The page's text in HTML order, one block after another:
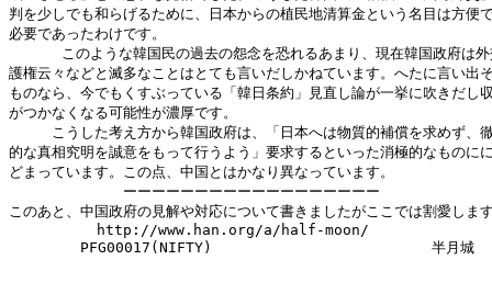
判を少しでも和らげるために、日本からの植民地清算金という名目は方便
必要であったわけです。
このような韓国民の過去の怨念を恐れるあまり、現在韓国政府は
護権云々などと滅多なことはとても言いだしかねています。へたに言い出
ものなら、今でもくすぶっている「韓日条約」見直し論が一挙に吹きだし
がつかなくなる可能性が濃厚です。
こうした考え方から韓国政府は、「日本へは物質的補償を求めず、
的な真相究明を誠意をもって行うよう」要求するといった消極的なものに
どまっています。この点、中国とはかなり異なっています。
             ーーーーーーーーーーーーーーーーーー
このあと、中国政府の見解や対応について書きましたがここでは割愛しま
          http://www.han.org/a/half-moon/
PFG00017(NIFTY)                         半月城